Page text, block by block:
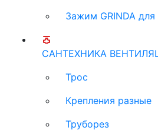
Зажим GRINDA для
САНТЕХНИКА
Трос
Крепления разные
Труборез